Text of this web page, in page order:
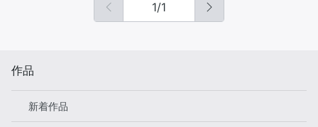
1/1
作品
新着作品